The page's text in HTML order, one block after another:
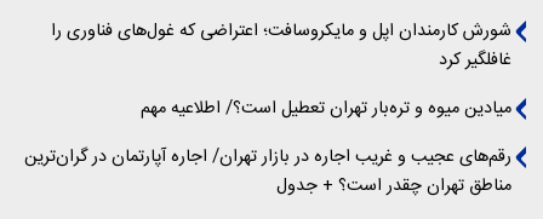
شورش کارمندان اپل و مایکروسافت؛ اعتراضی که غول‌های فناوری را
غافلگیر کرد
میادین میوه و تره‌بار تهران تعطیل است؟/ اطلاعیه مهم
رقم‌های عجیب و غریب اجاره در بازار تهران/ اجاره آپارتمان در گران‌ترین
مناطق تهران چقدر است؟ + جدول